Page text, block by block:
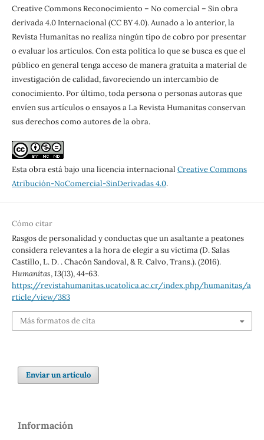
Creative Commons Reconocimiento – No comercial – Sin obra
derivada 4.0 Internacional (CC BY 4.0). Aunado a lo anterior, la
Revista Humanitas no realiza ningún tipo de cobro por presentar
o evaluar los artículos. Con esta política lo que se busca es que el
público en general tenga acceso de manera gratuita a material de
investigación de calidad, favoreciendo un intercambio de
conocimiento. Por último, toda persona o personas autoras que
envíen sus artículos o ensayos a La Revista Humanitas conservan
sus derechos como autores de la obra.
Esta obra está bajo una licencia internacional Creative Commons
Atribución-NoComercial-SinDerivadas 4.0.
Cómo citar
Rasgos de personalidad y conductas que un asaltante a peatones
considera relevantes a la hora de elegir a su víctima (D. Salas
Castillo, L. D. . Chacón Sandoval, & R. Calvo, Trans.). (2016).
Humanitas,13(13), 44-63.
https://revistahumanitas.ucatolica.ac.cr/index.php/humanitas/a
rticle/view/383
Más formatos de cita
Enviar un artículo
Información